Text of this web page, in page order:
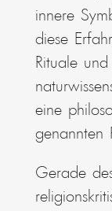
innere
diese
Rituale
eine
genannten
Gerade